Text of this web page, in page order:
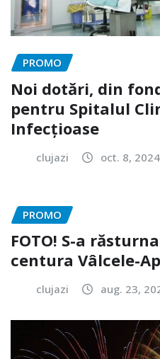
PROMO
Noi dotări, din
pentru Spitalul
Infecțioase
clujazi oct. 8, 2024
PROMO
FOTO! S-a
centura Vâlcele-
clujazi aug. 23,